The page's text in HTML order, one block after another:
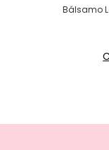
Bálsamo